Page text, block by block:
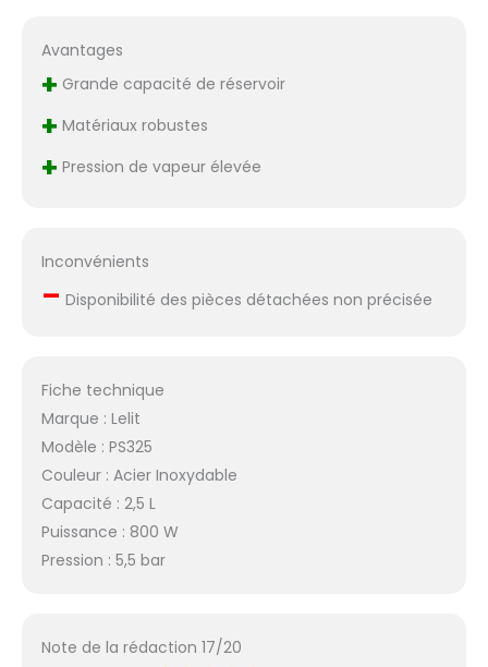
Avantages
+ Grande capacité de réservoir
+ Matériaux robustes
+ Pression de vapeur élevée
Inconvénients
– Disponibilité des pièces détachées non précisée
Fiche technique
Marque : Lelit
Modèle : PS325
Couleur : Acier Inoxydable
Capacité : 2,5 L
Puissance : 800 W
Pression : 5,5 bar
Note de la rédaction 17/20